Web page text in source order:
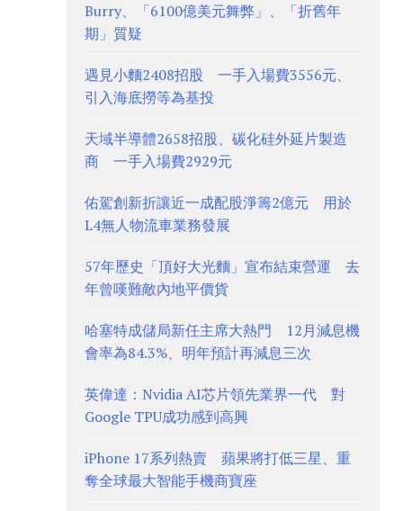
Burry、「6100億美元舞弊」、「折舊年
期」質疑
遇見小麵2408招股 一手入場費3556元、
引入海底撈等為基投
天域半導體2658招股、碳化硅外延片製造
商 一手入場費2929元
佑駕創新折讓近一成配股淨籌2億元 用於
L4無人物流車業務發展
57年歷史「頂好大光麵」宣布結束營運 去
年曾嘆難敵內地平價貨
哈塞特成儲局新任主席大熱門 12月減息機
會率為84.3%、明年預計再減息三次
英偉達：Nvidia AI芯片領先業界一代 對
Google TPU成功感到高興
iPhone 17系列熱賣 蘋果將打低三星、重
奪全球最大智能手機商寶座